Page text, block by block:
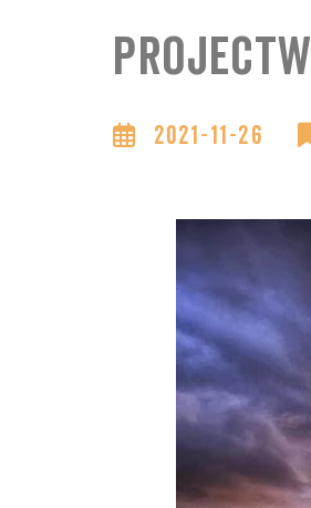
2021-11-26